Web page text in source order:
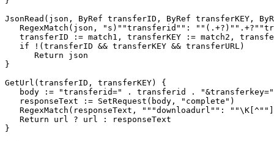
JsonRead(json, ByRef transferID, ByRef transferKEY,
RegexMatch(json, "s)""transferid"":
transferID := match1, transferKEY := match2,
   if !(transferID && transferKEY && transferURL)
      Return json
}
GetUrl(transferID, transferKEY) {
body := "transferid=" . transferid .
   responseText := SetRequest(body, "complete")
RegexMatch(responseText, """downloadurl"":
   Return url ? url : responseText
}